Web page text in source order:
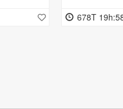
678T